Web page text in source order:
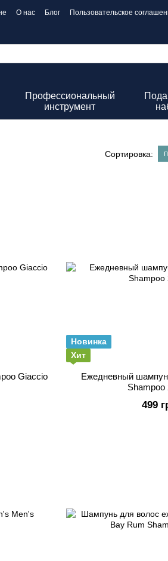
О нас Блог
Пользовательское
Профессиональный
инструмент
Сортировка:
Giaccio
Новинка
Хит
Ежедневный
Shampoo
499